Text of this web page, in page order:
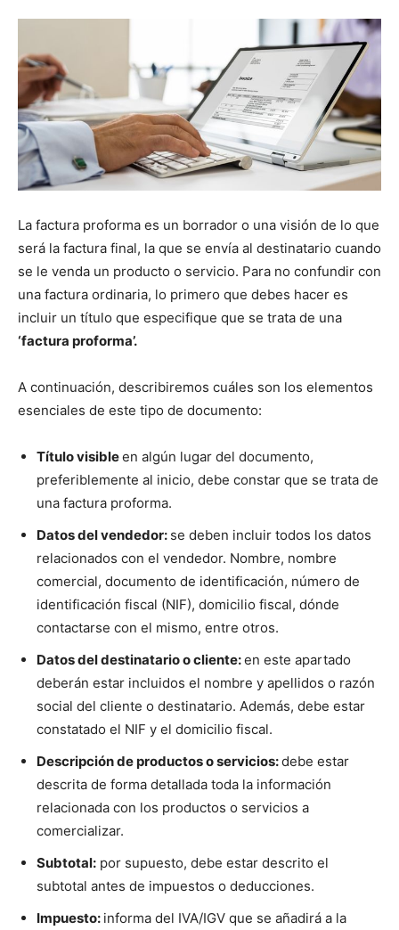
La factura proforma es un borrador o una visión de lo que
será la factura final, la que se envía al destinatario cuando
se le venda un producto o servicio. Para no confundir con
una factura ordinaria, lo primero que debes hacer es
incluir un título que especifique que se trata de una
‘factura proforma’.
A continuación, describiremos cuáles son los elementos
esenciales de este tipo de documento:
Título visibleen algún lugar del documento,
preferiblemente al inicio, debe constar que se trata de
una factura proforma.
Datos del vendedor: se deben incluir todos los datos
relacionados con el vendedor. Nombre, nombre
comercial, documento de identificación, número de
identificación fiscal (NIF), domicilio fiscal, dónde
contactarse con el mismo, entre otros.
Datos del destinatario o cliente:en este apartado
deberán estar incluidos el nombre y apellidos o razón
social del cliente o destinatario. Además, debe estar
constatado el NIF y el domicilio fiscal.
Descripción de productos o servicios:debe estar
descrita de forma detallada toda la información
relacionada con los productos o servicios a
comercializar.
Subtotal: por supuesto, debe estar descrito el
subtotal antes de impuestos o deducciones.
Impuesto: informa del IVA/IGV que se añadirá a la